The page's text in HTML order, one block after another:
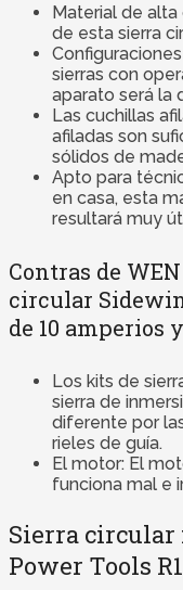
Material de alta
de esta sierra
sierras con
aparato será la
Las cuchillas
afiladas son
sólidos de
Apto para
en casa, esta
resultará muy
Contras de
circular
de 10 amperios
Los kits de
sierra de
diferente por
rieles de guía.
El motor: El
funciona mal e
Sierra
Power Tools